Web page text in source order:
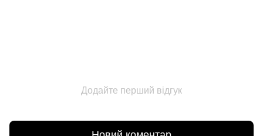
Додайте перший відгук